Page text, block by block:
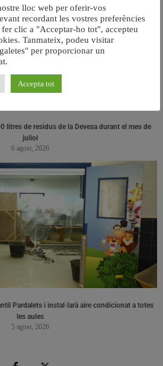
litres de residus de la Devesa durant el mes de
juliol
6 agost, 2026
Pardalets i instal·larà aire condicionat a totes
les aules
5 agost, 2026
lloc web per oferir-vos
recordant les vostres preferències
clic a "Acceptar-ho tot", accepteu
Tanmateix, podeu visitar
per proporcionar un
Accepta tot